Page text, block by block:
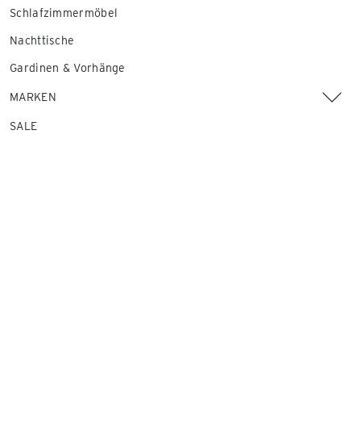
Schlafzimmermöbel
Nachttische
Gardinen & Vorhänge
MARKEN
SALE